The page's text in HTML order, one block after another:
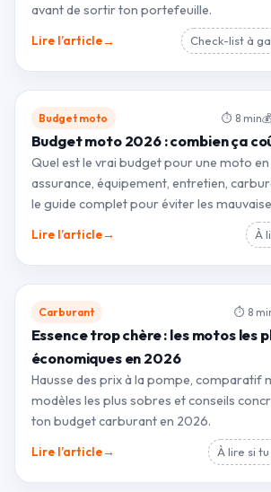
avant de sortir ton portefeuille.
Lire l’article→ Check-list à
Budget moto ⏱ 8 min
Budget moto 2026 : combien ça
Quel est le vrai budget pour une moto en
assurance, équipement, entretien,
le guide complet pour éviter les
Lire l’article→ À
Carburant ⏱ 8
Essence trop chère : les motos les
économiques en 2026
Hausse des prix à la pompe, comparatif
modèles les plus sobres et conseils
ton budget carburant en 2026.
Lire l’article→ À lire si